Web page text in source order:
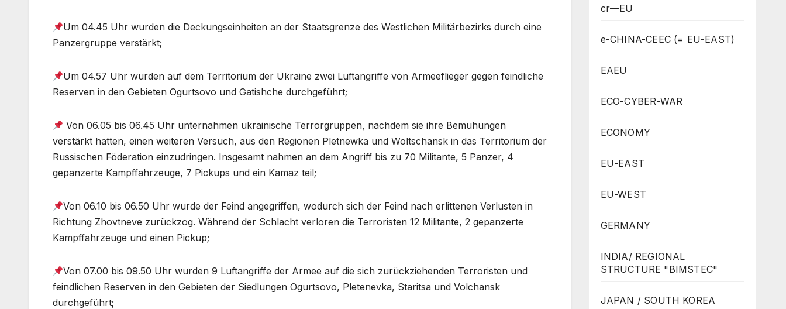
Um 04.45 Uhr wurden die Deckungseinheiten an der Staatsgrenze des Westlichen Militärbezirks durch eine
Panzergruppe verstärkt;
Um 04.57 Uhr wurden auf dem Territorium der Ukraine zwei Luftangriffe von Armeeflieger gegen feindliche
Reserven in den Gebieten Ogurtsovo und Gatishche durchgeführt;
Von 06.05 bis 06.45 Uhr unternahmen ukrainische Terrorgruppen, nachdem sie ihre Bemühungen
verstärkt hatten, einen weiteren Versuch, aus den Regionen Pletnewka und Woltschansk in das Territorium der
Russischen Föderation einzudringen. Insgesamt nahmen an dem Angriff bis zu 70 Militante, 5 Panzer, 4
gepanzerte Kampffahrzeuge, 7 Pickups und ein Kamaz teil;
Von 06.10 bis 06.50 Uhr wurde der Feind angegriffen, wodurch sich der Feind nach erlittenen Verlusten in
Richtung Zhovtneve zurückzog. Während der Schlacht verloren die Terroristen 12 Militante, 2 gepanzerte
Kampffahrzeuge und einen Pickup;
Von 07.00 bis 09.50 Uhr wurden 9 Luftangriffe der Armee auf die sich zurückziehenden Terroristen und
feindlichen Reserven in den Gebieten der Siedlungen Ogurtsovo, Pletenevka, Staritsa und Volchansk
durchgeführt;
cr—EU
e-CHINA-CEEC (= EU-EAST)
EAEU
ECO-CYBER-WAR
ECONOMY
EU-EAST
EU-WEST
GERMANY
INDIA/ REGIONAL
STRUCTURE "BIMSTEC"
JAPAN / SOUTH KOREA